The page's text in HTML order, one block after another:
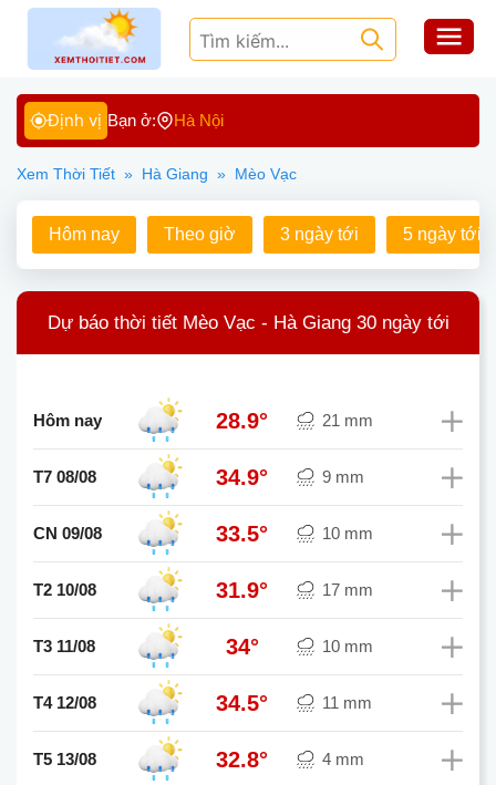
Định vị Bạn ở: Hà Nội
Xem Thời Tiết » Hà Giang » Mèo Vạc
Hôm nay Theo giờ 3 ngày tới 5 ngày tới
Dự báo thời tiết Mèo Vạc - Hà Giang 30 ngày tới
Hôm nay 28.9° 21 mm
T7 08/08 34.9° 9 mm
CN 09/08 33.5° 10 mm
T2 10/08 31.9° 17 mm
T3 11/08 34° 10 mm
T4 12/08 34.5° 11 mm
T5 13/08 32.8° 4 mm